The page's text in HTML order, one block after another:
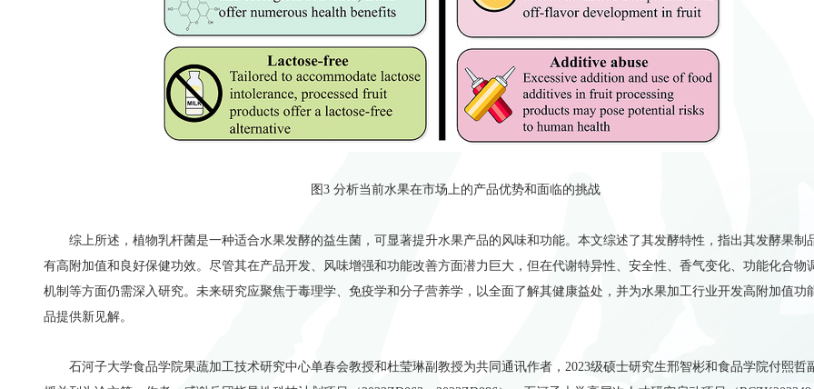
图3 分析当前水果在市场上的产品优势和面临的挑战
综上所述，植物乳杆菌是一种适合水果发酵的益生菌，可显著提升水果产品的风味和功能。本文综述了其发酵特性，指出其发酵果制
有高附加值和良好保健功效。尽管其在产品开发、风味增强和功能改善方面潜力巨大，但在代谢特异性、安全性、香气变化、功能化合物
机制等方面仍需深入研究。未来研究应聚焦于毒理学、免疫学和分子营养学，以全面了解其健康益处，并为水果加工行业开发高附加值功
品提供新见解。
石河子大学食品学院果蔬加工技术研究中心单春会教授和杜莹琳副教授为共同通讯作者， 2023级硕士研究生邢智彬和食品学院付熙哲